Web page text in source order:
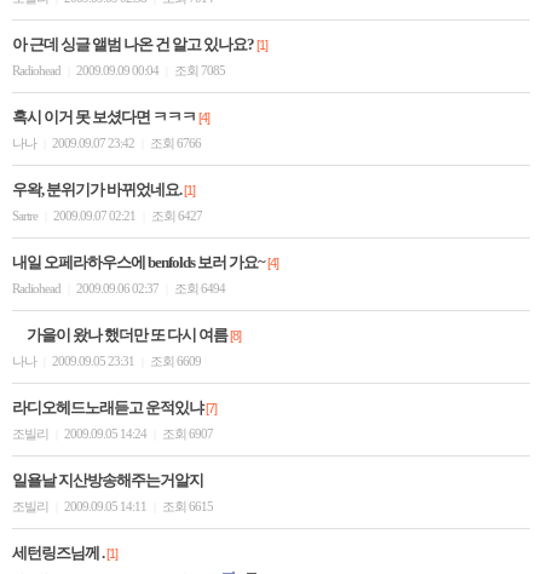
아 근데 싱글 앨범 나온 건 알고 있나요?[1]
Radiohead
2009.09.09 00:04 조회 7085
혹시 이거 못 보셨다면 ㅋㅋㅋ [4]
나나
2009.09.07 23:42 조회 6766
우왁, 분위기가 바뀌었네요.[1]
Sartre
2009.09.07 02:21 조회 6427
내일 오페라하우스에 benfolds 보러 가요~[4]
Radiohead
2009.09.06 02:37 조회 6494
가을이 왔나 했더만 또 다시 여름[8]
나나
2009.09.05 23:31 조회 6609
라디오헤드노래듣고 운적있냐[7]
조빌리
2009.09.05 14:24 조회 6907
일욜날 지산방송해주는거알지
조빌리 2009.09.05 14:11 조회 6615
세턴링즈님께 .[1]